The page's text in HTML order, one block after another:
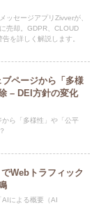
ッセージアプリZivverが、
売却。GDPR、CLOUD
を詳しく解説します。
ページから「多様
– DEI方針の変化
ら「多様性」や「公平
Webトラフィック
による概要（AI